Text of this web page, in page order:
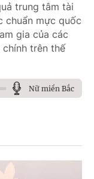
trung tâm tài
chuẩn mực quốc
gia của các
trên thế
Nữ miền Bắc